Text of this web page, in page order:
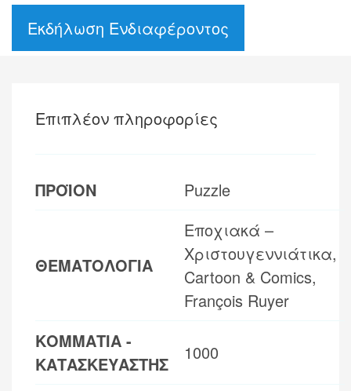
Εκδήλωση Ενδιαφέροντος
Επιπλέον πληροφορίες
ΠΡΟΪΟΝ Puzzle
ΘΕΜΑΤΟΛΟΓΙΑ
Εποχιακά –
Χριστουγεννιάτικα,
Cartoon & Comics,
François Ruyer
ΚΟΜΜΑΤΙΑ -
ΚΑΤΑΣΚΕΥΑΣΤΗΣ
1000